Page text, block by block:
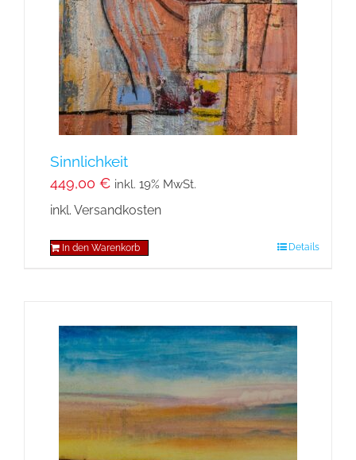
Sinnlichkeit
449,00 € inkl. 19% MwSt.
inkl. Versandkosten
In den Warenkorb Details